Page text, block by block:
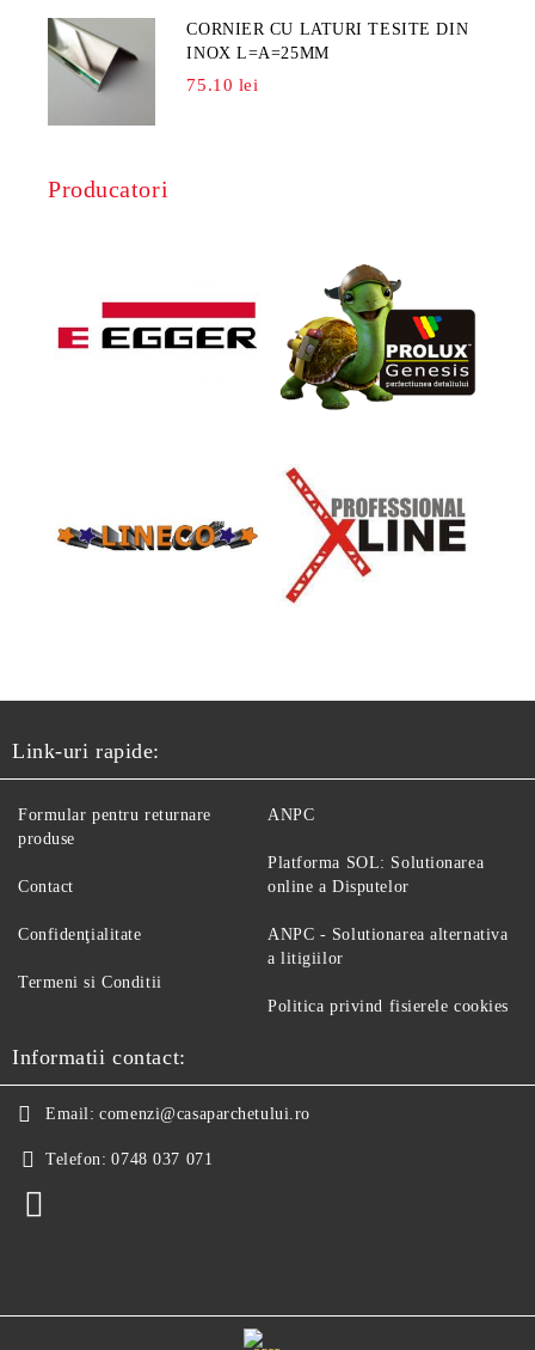
CORNIER CU LATURI TESITE DIN
INOX L=A=25MM
75.10 lei
Producatori
Link-uri rapide:
Formular pentru returnare
produse
Contact
Confidenţialitate
Termeni si Conditii
ANPC
Platforma SOL: Solutionarea
online a Disputelor
ANPC - Solutionarea alternativa
a litigiilor
Politica privind fisierele cookies
Informatii contact:
Email: comenzi@casaparchetului.ro
Telefon: 0748 037 071